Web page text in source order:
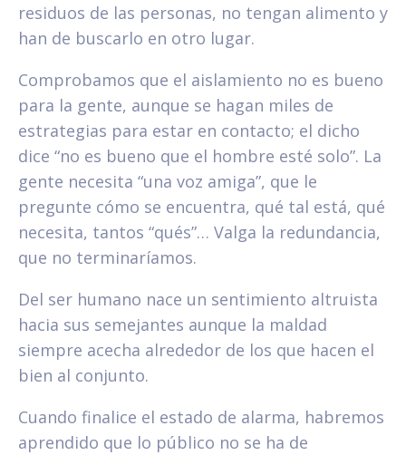
residuos de las personas, no tengan alimento y
han de buscarlo en otro lugar.
Comprobamos que el aislamiento no es bueno
para la gente, aunque se hagan miles de
estrategias para estar en contacto; el dicho
dice “no es bueno que el hombre esté solo”. La
gente necesita “una voz amiga”, que le
pregunte cómo se encuentra, qué tal está, qué
necesita, tantos “qués”… Valga la redundancia,
que no terminaríamos.
Del ser humano nace un sentimiento altruista
hacia sus semejantes aunque la maldad
siempre acecha alrededor de los que hacen el
bien al conjunto.
Cuando finalice el estado de alarma, habremos
aprendido que lo público no se ha de